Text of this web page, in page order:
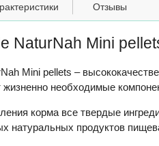
Отзывы
NaturNah Mini
Mini pellets –
необходимые
корма все твердые
натуральных продуктов